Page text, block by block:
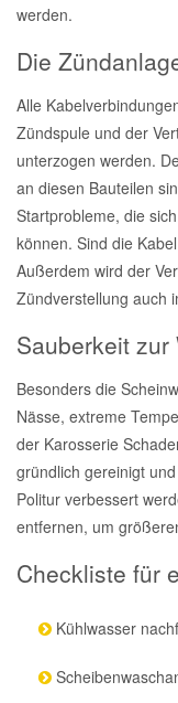
werden.
Die
Alle
Zündspule und der
unterzogen werden.
an diesen Bauteilen
Startprobleme, die
können. Sind die
Außerdem wird der
Zündverstellung auch
Sauberkeit
Besonders die
Nässe, extreme
der Karosserie
gründlich gereinigt
Politur verbessert
entfernen, um
Checkliste für
Kühlwasser